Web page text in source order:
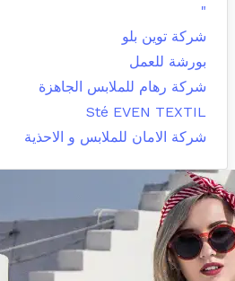
"
شركة توين بلو
بورشة للعمل
شركة رهام للملابس الجاهزة
Sté EVEN TEXTIL
شركة الامان للملابس و الاحذية